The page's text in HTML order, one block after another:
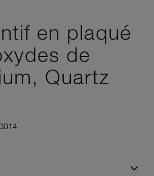
en plaqué
de
Quartz